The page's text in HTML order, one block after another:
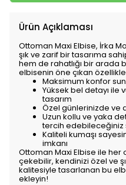
Ürün Açıklaması
Ottoman Maxi Elbise, İrka
şık ve zarif bir tasarıma
hem de rahatlığı bir arada
elbisenin öne çıkan
Maksimum konfor
Yüksek bel detayı ile
tasarım
Özel günlerinizde ve
Uzun kollu ve yaka
tercih edebileceğiniz
Kaliteli kumaşı
imkanı
Ottoman Maxi Elbise ile
çekebilir, kendinizi özel ve
kalitesiyle tasarlanan bu
ekleyin!